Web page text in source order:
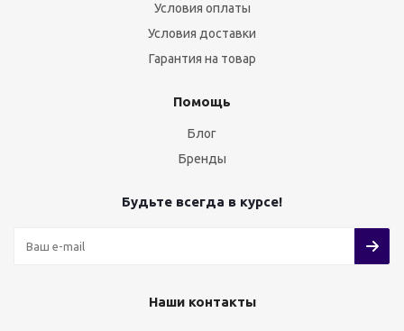
Условия оплаты
Условия доставки
Гарантия на товар
Помощь
Блог
Бренды
Будьте всегда в курсе!
Наши контакты